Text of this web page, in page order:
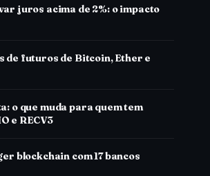
juros acima de 2%: o impacto
de futuros de Bitcoin, Ether e
o que muda para quem tem
e RECV3
blockchain com 17 bancos